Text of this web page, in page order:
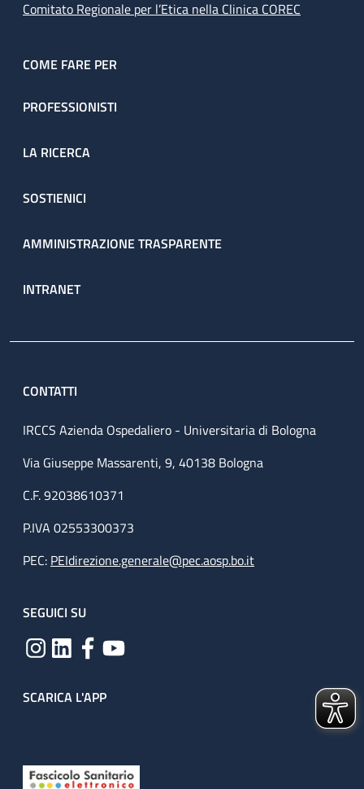
Comitato Regionale per l’Etica nella Clinica COREC
COME FARE PER
PROFESSIONISTI
LA RICERCA
SOSTIENICI
AMMINISTRAZIONE TRASPARENTE
INTRANET
CONTATTI
IRCCS Azienda Ospedaliero - Universitaria di Bologna
Via Giuseppe Massarenti, 9, 40138 Bologna
C.F. 92038610371
P.IVA 02553300373
PEC: PEIdirezione.generale@pec.aosp.bo.it
SEGUICI SU
SCARICA L'APP